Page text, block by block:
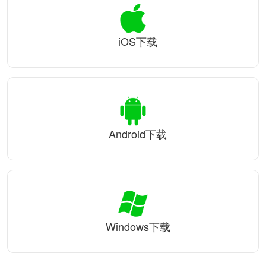
iOS下载
Android下载
Windows下载